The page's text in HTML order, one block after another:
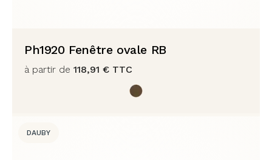
Ph1920 Fenêtre ovale RB
à partir de 118,91 € TTC
DAUBY